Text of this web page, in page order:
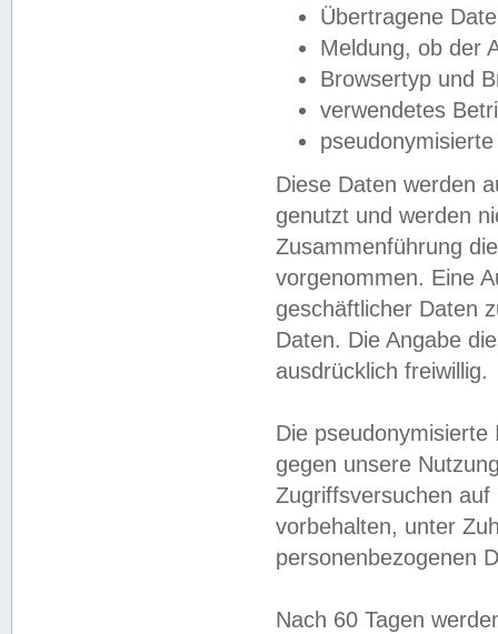
Übertragene
Meldung, ob der
Browsertyp und
verwendetes
Diese Daten werden
genutzt und werden
Zusammenführung
vorgenommen. Eine
geschäftlicher Daten
Daten. Die Angabe
ausdrücklich freiwillig.
Die
gegen unsere
Zugriffsversuchen
vorbehalten, unter
personenbezogenen
Nach 60 Tagen